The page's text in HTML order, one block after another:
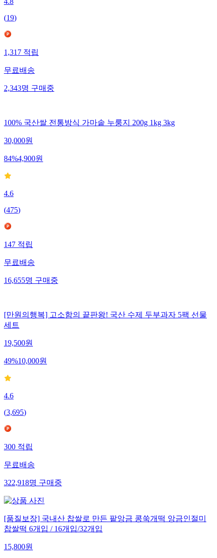
4.8
(19)
1,317적립
무료배송
2,343명구매중
100% 국산쌀 전통방식 가마솥 누룽지 200g 1kg 3kg
30,000원
84%4,900원
4.6
(475)
147적립
무료배송
16,655명구매중
[만원의행복] 고소함의 끝판왕! 국산 수제 두부과자 5팩 선물
세트
19,500원
49%10,000원
4.6
(3,695)
300적립
무료배송
322,918명구매중
[품질보장] 국내산 찹쌀로 만든 팥앙금 콩쑥개떡 앙금인절미
찹쌀떡 6개입 / 16개입/32개입
15,800원